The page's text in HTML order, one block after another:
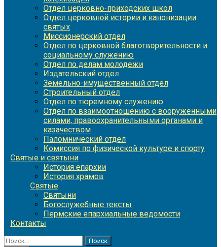
Отдел церковно-приходских школ
Отдел церковной истории и канонизации
святых
Миссионерский отдел
Отдел по церковной благотворительности и
социальному служению
Отдел по делам молодежи
Издательский отдел
Земельно-имущественный отдел
Строительный отдел
Отдел по тюремному служению
Отдел по взаимоотношению с вооруженными
силами, правоохранительными органами и
казачеством
Паломнический отдел
Комиссия по физической культуре и спорту
Святые и святыни
История епархии
История храмов
Святые
Святыни
Богослужебные тексты
Пермские епархиальные ведомости
Контакты
Найти: